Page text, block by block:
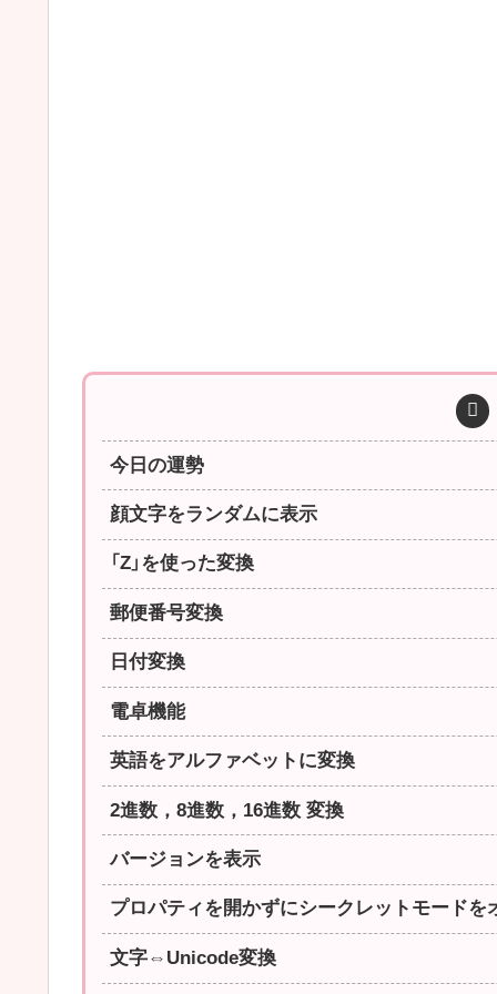
今日の運勢
顔文字をランダムに表示
「Z」を使った変換
郵便番号変換
日付変換
電卓機能
英語をアルファベットに変換
2進数，8進数，16進数 変換
バージョンを表示
プロパティを開かずにシークレットモードを
文字⇔Unicode変換